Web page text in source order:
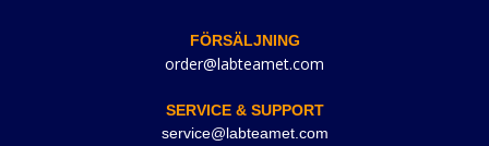
FÖRSÄLJNING
order@labteamet.com
SERVICE & SUPPORT
service@labteamet.com